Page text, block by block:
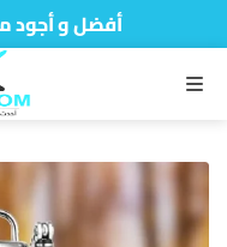
أفضل و أجود
القائمة